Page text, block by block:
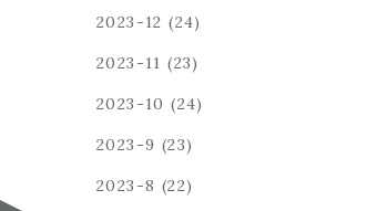
2023-12 (24)
2023-11 (23)
2023-10 (24)
2023-9 (23)
2023-8 (22)